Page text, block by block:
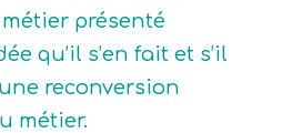
présenté
qu’il s’en fait et s’il
reconversion
métier.